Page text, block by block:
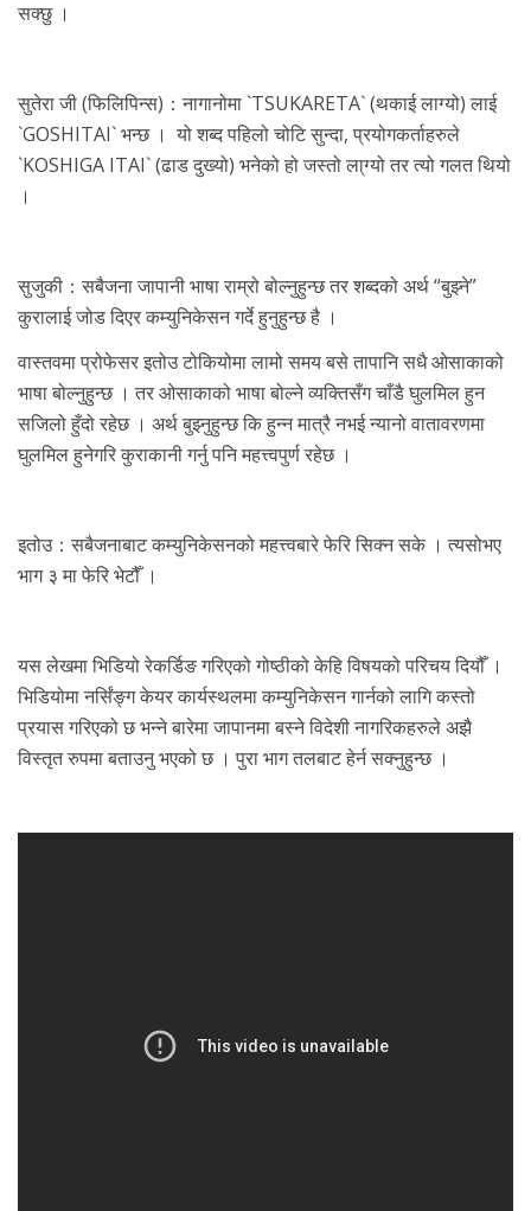
सक्छु ।
सुतेरा जी (फिलिपिन्स)：नागानोमा `TSUKARETA` (थकाई लाग्यो) लाई
`GOSHITAI` भन्छ । यो शब्द पहिलो चोटि सुन्दा, प्रयोगकर्ताहरुले
`KOSHIGA ITAI` (ढाड दुख्यो) भनेको हो जस्तो ला्ग्यो तर त्यो गलत थियो
।
सुजुकी：सबैजना जापानी भाषा राम्रो बोल्नुहुन्छ तर शब्दको अर्थ “बुझ्ने”
कुरालाई जोड दिएर कम्युनिकेसन गर्दे हुनुहुन्छ है ।
वास्तवमा प्रोफेसर इतोउ टोकियोमा लामो समय बसे तापानि सधै ओसाकाको
भाषा बोल्नुहुन्छ । तर ओसाकाको भाषा बोल्ने व्यक्तिसँग चाँडै घुलमिल हुन
सजिलो हुँदो रहेछ । अर्थ बुझ्नुहुन्छ कि हुन्न मात्रै नभई न्यानो वातावरणमा
घुलमिल हुनेगरि कुराकानी गर्नु पनि महत्त्वपुर्ण रहेछ ।
इतोउ：सबैजनाबाट कम्युनिकेसनको महत्त्वबारे फेरि सिक्न सके । त्यसोभए
भाग ३ मा फेरि भेटौँ ।
यस लेखमा भिडियो रेकर्डिङ गरिएको गोष्ठीको केहि विषयको परिचय दियौँ ।
भिडियोमा नर्सिंङ्ग केयर कार्यस्थलमा कम्युनिकेसन गार्नको लागि कस्तो
प्रयास गरिएको छ भन्ने बारेमा जापानमा बस्ने विदेशी नागरिकहरुले अझै
विस्तृत रुपमा बताउनु भएको छ । पुरा भाग तलबाट हेर्न सक्नुहुन्छ ।